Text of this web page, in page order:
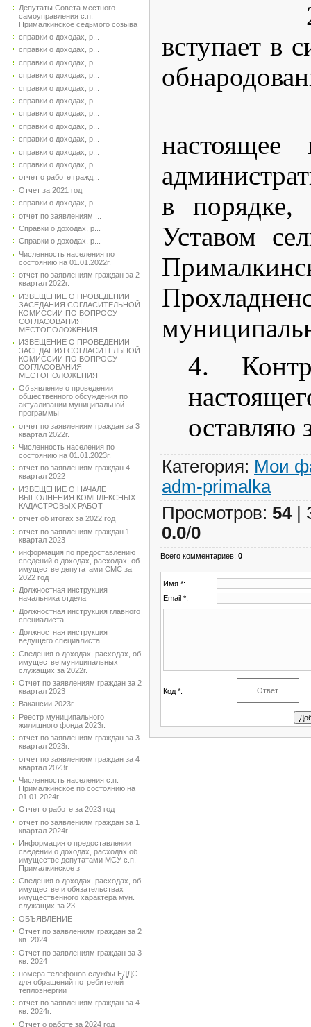
Депутаты Совета местного
самоуправления с.п.
Прималкинское седьмого созыва
справки о доходах, р...
справки о доходах, р...
справки о доходах, р...
справки о доходах, р...
справки о доходах, р...
справки о доходах, р...
справки о доходах, р...
справки о доходах, р...
справки о доходах, р...
справки о доходах, р...
справки о доходах, р...
отчет о работе гражд...
Отчет за 2021 год
справки о доходах, р...
отчет по заявлениям ...
Справки о доходах, р...
Справки о доходах, р...
Численность населения по
состоянию на 01.01.2022г.
отчет по заявлениям граждан за 2
квартал 2022г.
ИЗВЕЩЕНИЕ О ПРОВЕДЕНИИ
ЗАСЕДАНИЯ СОГЛАСИТЕЛЬНОЙ
КОМИССИИ ПО ВОПРОСУ
СОГЛАСОВАНИЯ
МЕСТОПОЛОЖЕНИЯ
ИЗВЕЩЕНИЕ О ПРОВЕДЕНИИ
ЗАСЕДАНИЯ СОГЛАСИТЕЛЬНОЙ
КОМИССИИ ПО ВОПРОСУ
СОГЛАСОВАНИЯ
МЕСТОПОЛОЖЕНИЯ
Объявление о проведении
общественного обсуждения по
актуализации муниципальной
программы
отчет по заявлениям граждан за 3
квартал 2022г.
Численность населения по
состоянию на 01.01.2023г.
отчет по заявлениям граждан 4
квартал 2022
ИЗВЕЩЕНИЕ О НАЧАЛЕ
ВЫПОЛНЕНИЯ КОМПЛЕКСНЫХ
КАДАСТРОВЫХ РАБОТ
отчет об итогах за 2022 год
отчет по заявлениям граждан 1
квартал 2023
информация по предоставлению
сведений о доходах, расходах, об
имуществе депутатами СМС за
2022 год
Должностная инструкция
начальника отдела
Должностная инструкция главного
специалиста
Должностная инструкция
ведущего специалиста
Сведения о доходах, расходах, об
имуществе муниципальных
служащих за 2022г.
Отчет по заявлениям граждан за 2
квартал 2023
Вакансии 2023г.
Реестр муниципального
жилищного фонда 2023г.
отчет по заявлениям граждан за 3
квартал 2023г.
отчет по заявлениям граждан за 4
квартал 2023г.
Численность населения с.п.
Прималкинское по состоянию на
01.01.2024г.
Отчет о работе за 2023 год
отчет по заявлениям граждан за 1
квартал 2024г.
Информация о предоставлении
сведений о доходах, расходах об
имуществе депутатами МСУ с.п.
Прималкинское з
Сведения о доходах, расходах, об
имуществе и обязательствах
имущественного характера мун.
служащих за 23-
ОБЪЯВЛЕНИЕ
Отчет по заявлениям граждан за 2
кв. 2024
Отчет по заявлениям граждан за 3
кв. 2024
номера телефонов службы ЕДДС
для обращений потребителей
теплоэнергии
отчет по заявлениям граждан за 4
кв. 2024г.
Отчет о работе за 2024 год
2.
вступает в
настоящее
в порядке,
Уставом
4.
оставляю
Категория: Мои
adm-primalka
Просмотров: 54|
0.0/0
Всего комментариев: 0
Имя *:
Email *:
Код *: